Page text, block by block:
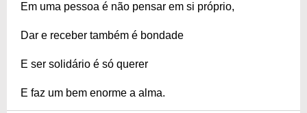
Em uma pessoa é não pensar em si próprio,
Dar e receber também é bondade
E ser solidário é só querer
E faz um bem enorme a alma.